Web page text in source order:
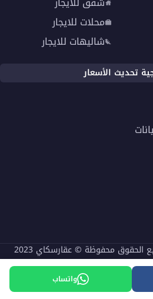
محلات للايجار
شاليهات للايجار
تحديث الأسعار
الحقوق محفوظة © عقارسكاي 2023
واتساب